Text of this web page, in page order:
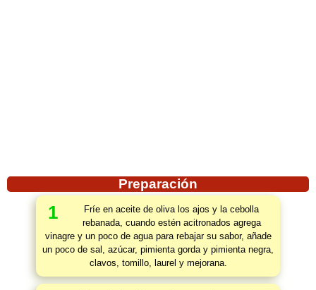
Preparación
1
Fríe en aceite de oliva los ajos y la cebolla
rebanada, cuando estén acitronados agrega
vinagre y un poco de agua para rebajar su sabor, añade
un poco de sal, azúcar, pimienta gorda y pimienta negra,
clavos, tomillo, laurel y mejorana.